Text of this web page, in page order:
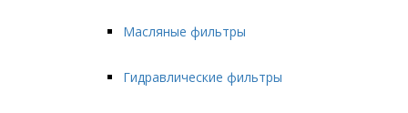
Масляные фильтры
Гидравлические фильтры